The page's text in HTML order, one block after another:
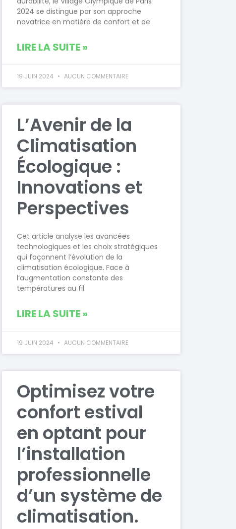
2024 se distingue par son approche
novatrice en matière de confort et de
LIRE LA SUITE »
19 JUIN 2024 AUCUN COMMENTAIRE
L’Avenir de la
Climatisation
Écologique :
Innovations et
Perspectives
Cet article analyse les avancées
technologiques et les choix stratégiques
qui façonnent l’évolution de la
climatisation écologique. Face à
l’augmentation constante des
températures au fil
LIRE LA SUITE »
19 JUIN 2024 AUCUN COMMENTAIRE
Optimisez votre
confort estival
en optant pour
l’installation
professionnelle
d’un système de
climatisation.